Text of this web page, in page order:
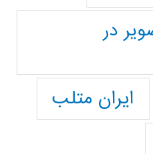
در
ایران متلب